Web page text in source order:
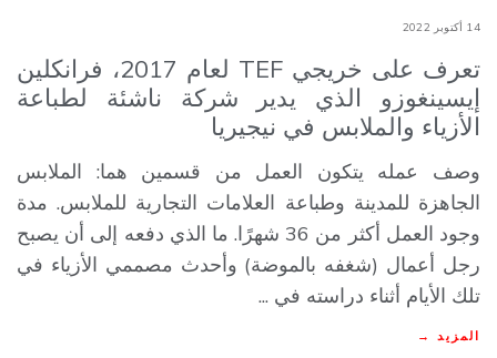
14 أكتوبر 2022
تعرف على خريجي TEF لعام 2017، فرانكلين
إيسينغوزو الذي يدير شركة ناشئة لطباعة
الأزياء والملابس في نيجيريا
وصف عمله يتكون العمل من قسمين هما: الملابس
الجاهزة للمدينة وطباعة العلامات التجارية للملابس. مدة
وجود العمل أكثر من 36 شهرًا. ما الذي دفعه إلى أن يصبح
رجل أعمال (شغفه بالموضة) وأحدث مصممي الأزياء في
تلك الأيام أثناء دراسته في ...
المزيد →